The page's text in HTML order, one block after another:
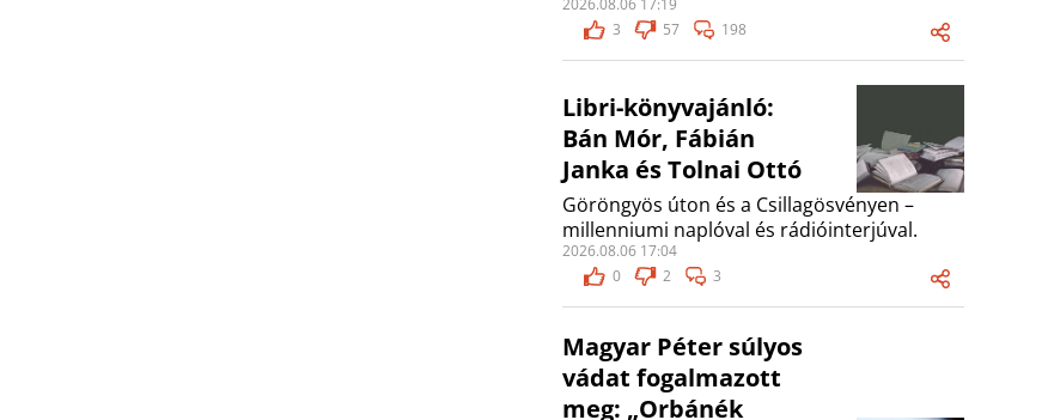
2026.08.06 17:19
3
57 198
Libri-könyvajánló:
Bán Mór, Fábián
Janka és Tolnai Ottó
Göröngyös úton és a Csillagösvényen –
millenniumi naplóval és rádióinterjúval.
2026.08.06 17:04
0
2 3
Magyar Péter súlyos
vádat fogalmazott
meg: „Orbánék